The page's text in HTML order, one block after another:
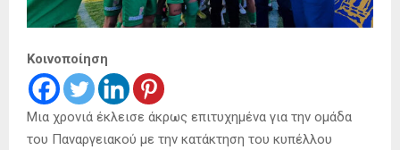
Κοινοποίηση
Μια χρονιά έκλεισε άκρως επιτυχημένα για την ομάδα
του Παναργειακού με την κατάκτηση του κυπέλλου